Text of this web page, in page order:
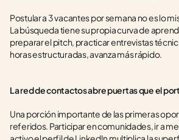
Postular a 3 vacantes por semana no es lo
La búsqueda tiene su propia curva de
preparar el pitch, practicar entrevistas
horas estructuradas, avanza más rápido.
La red de contactos abre puertas que el
Una porción importante de las primeras
referidos. Participar en comunidades, ir a